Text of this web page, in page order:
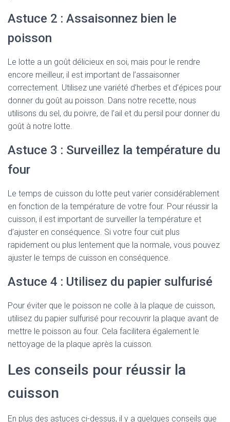
Astuce 2 : Assaisonnez bien le
poisson
Le lotte a un goût délicieux en soi, mais pour le rendre
encore meilleur, il est important de l’assaisonner
correctement. Utilisez une variété d’herbes et d’épices pour
donner du goût au poisson. Dans notre recette, nous
utilisons du sel, du poivre, de l’ail et du persil pour donner du
goût à notre lotte.
Astuce 3 : Surveillez la température du
four
Le temps de cuisson du lotte peut varier considérablement
en fonction de la température de votre four. Pour réussir la
cuisson, il est important de surveiller la température et
d’ajuster en conséquence. Si votre four cuit plus
rapidement ou plus lentement que la normale, vous pouvez
ajuster le temps de cuisson en conséquence.
Astuce 4 : Utilisez du papier sulfurisé
Pour éviter que le poisson ne colle à la plaque de cuisson,
utilisez du papier sulfurisé pour recouvrir la plaque avant de
mettre le poisson au four. Cela facilitera également le
nettoyage de la plaque après la cuisson.
Les conseils pour réussir la
cuisson
En plus des astuces ci-dessus, il y a quelques conseils que